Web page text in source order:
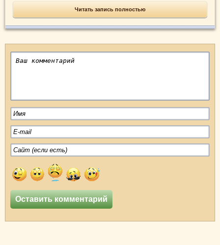
Читать запись полностью